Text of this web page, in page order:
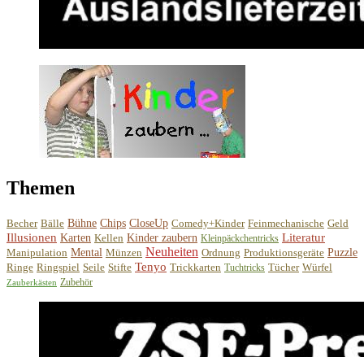
Themen
Becher Bälle Bühne Chips CloseUp Comedy+Kinder Feinmechanische Geld
Illusionen Karten Kellen Kinder zaubern Kleinpäckchentricks Literatur
Manipulation Mental Münzen Neuheiten Ordnung Produktionsgeräte Puzzle
Ringe Ringspiel Seile Stifte Tenyo Trickkarten Tuchtricks Tücher Würfel
Zauberkästen Zubehör